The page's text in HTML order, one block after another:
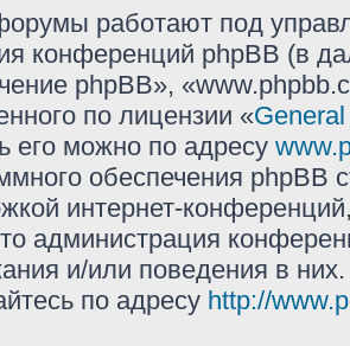
работают под
конференций phpBB (в
phpBB»,
по лицензии «
его можно по адресу
обеспечения phpBB
интернет-
администрация
и/или поведения в
по адресу http://